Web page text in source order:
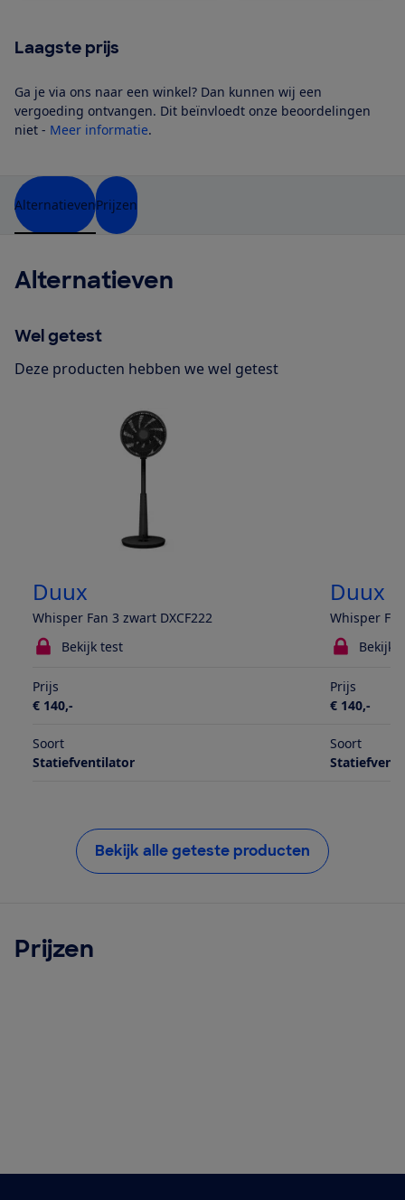
Laagste prijs
Ga je via ons naar een winkel? Dan kunnen wij een
vergoeding ontvangen. Dit beïnvloedt onze beoordelingen
niet - Meer informatie.
AlternatievenPrijzen
Alternatieven
Wel getest
Deze producten hebben we wel getest
Duux
Whisper Fan 3 zwart DXCF222
Duux
Whisper
Bekijk test
Bekijk
Prijs
€ 140,-
Prijs
€ 140,-
Soort
Statiefventilator
Soort
Bekijk alle geteste producten
Prijzen